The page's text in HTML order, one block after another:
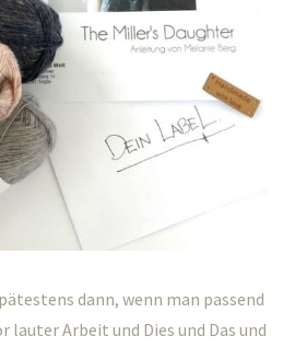
dann, wenn man passend
Arbeit und Dies und Das und